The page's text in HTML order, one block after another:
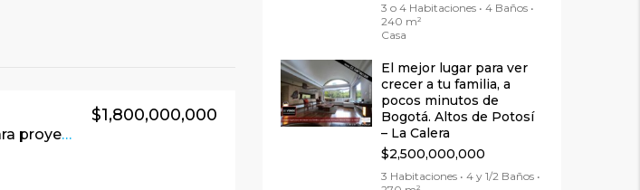
Super Cascalote de 14.000m2, para proyecto urbanístico en San Diego, La Calera – Cund.
$1,800,000,000
3 o 4 Habitaciones • 4 Baños •
240 m²
Casa
El mejor lugar para ver
crecer a tu familia, a
pocos minutos de
Bogotá. Altos de Potosí
– La Calera
$2,500,000,000
3 Habitaciones • 4 y 1/2 Baños •